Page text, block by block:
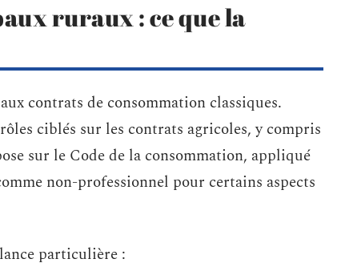
ruraux : ce que la
contrats de consommation classiques.
ciblés sur les contrats agricoles, y compris
sur le Code de la consommation, appliqué
non-professionnel pour certains aspects
particulière :